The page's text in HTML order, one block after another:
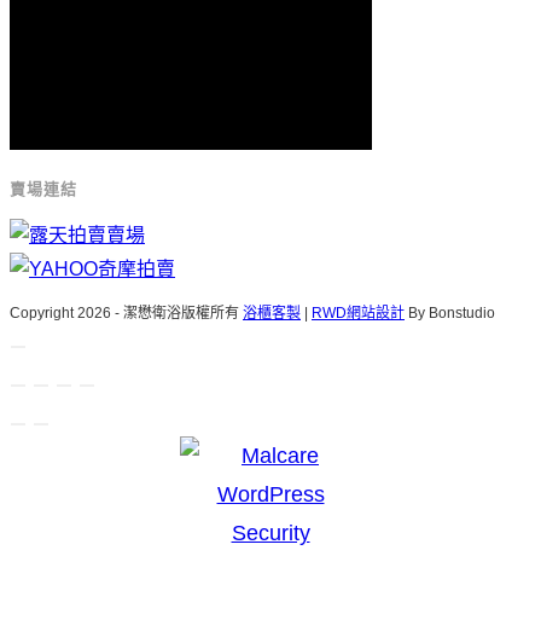
賣場連結
Copyright 2026 - 潔懋衛浴版權所有 浴櫃客製 | RWD網站設計 By Bonstudio